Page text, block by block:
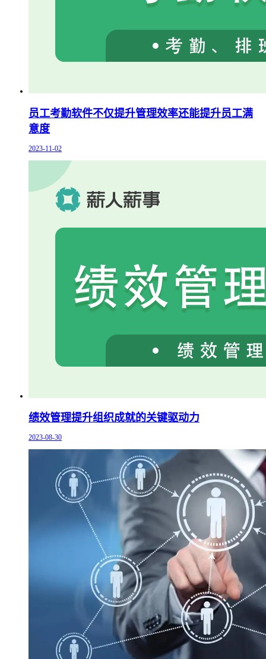
员工考勤软件不仅提升管理效率还能提升员工满
意度
2023-11-02
绩效管理提升组织成就的关键驱动力
2023-08-30